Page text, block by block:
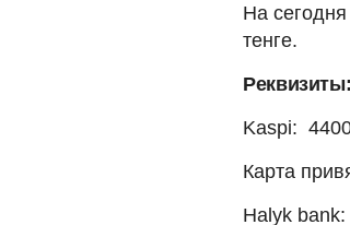
На
тенге.
Реквизиты:
Kaspi:
Карта
Halyk